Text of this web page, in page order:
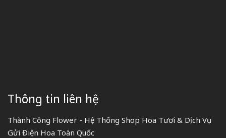
Thông tin liên hệ
Thành Công Flower - Hệ Thống Shop Hoa Tươi & Dịch Vụ
Gửi Điện Hoa Toàn Quốc